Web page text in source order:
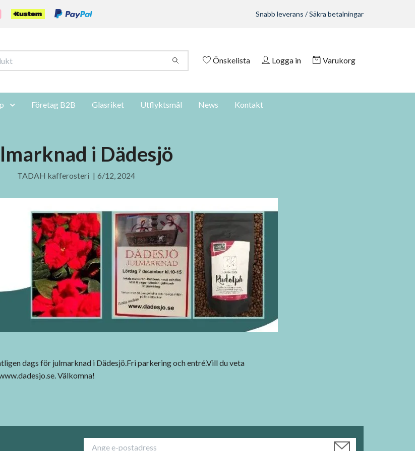
Snabb leverans / Säkra betalningar
Önskelista Logga in Varukorg
Företag B2B Glasriket Utflyktsmål News Kontakt
i Dädesjö
TADAH kafferosteri | 6/12, 2024
dags för julmarknad i Dädesjö.Fri parkering och entré.Vill du veta
. Välkomna!